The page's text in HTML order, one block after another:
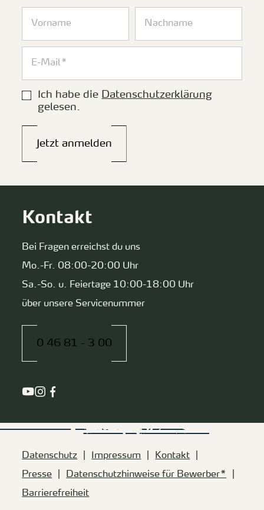
Ich habe die Datenschutzerklärung
gelesen.
Jetzt anmelden
Kontakt
Bei Fragen erreichst du uns
Mo.-Fr. 08:00-20:00 Uhr
Sa.-So. u. Feiertage 10:00-18:00 Uhr
über unsere Servicenummer
0 46 81 - 3 00
Datenschutz Impressum
Kontakt
Presse
Datenschutzhinweise für Bewerber*
Barrierefreiheit